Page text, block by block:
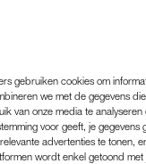
gebruiken cookies om
we met de gegevens
van onze media te
voor geeft, je gegevens
advertenties te tonen,
wordt enkel getoond met